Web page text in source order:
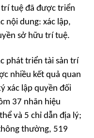
tuệ đã được triển
nội dung: xác lập,
sở hữu trí tuệ.
phát triển tài sản trí
nhiều kết quả quan
xác lập quyền đối
37 nhãn hiệu
và 5 chỉ dẫn địa lý;
thường, 519